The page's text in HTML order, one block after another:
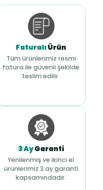
FaturalıÜrün
Tüm ürünlerimiz resmi
fatura ile güvenli şekilde
teslim edilir.
3 AyGaranti
Yenilenmiş ve ikinci el
ürünlerimiz 3 ay garanti
kapsamındadır.